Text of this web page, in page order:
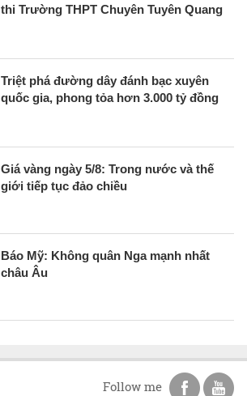
thi Trường THPT Chuyên Tuyên Quang
Triệt phá đường dây đánh bạc xuyên
quốc gia, phong tỏa hơn 3.000 tỷ đồng
Giá vàng ngày 5/8: Trong nước và thế
giới tiếp tục đảo chiều
Báo Mỹ: Không quân Nga mạnh nhất
châu Âu
Follow me